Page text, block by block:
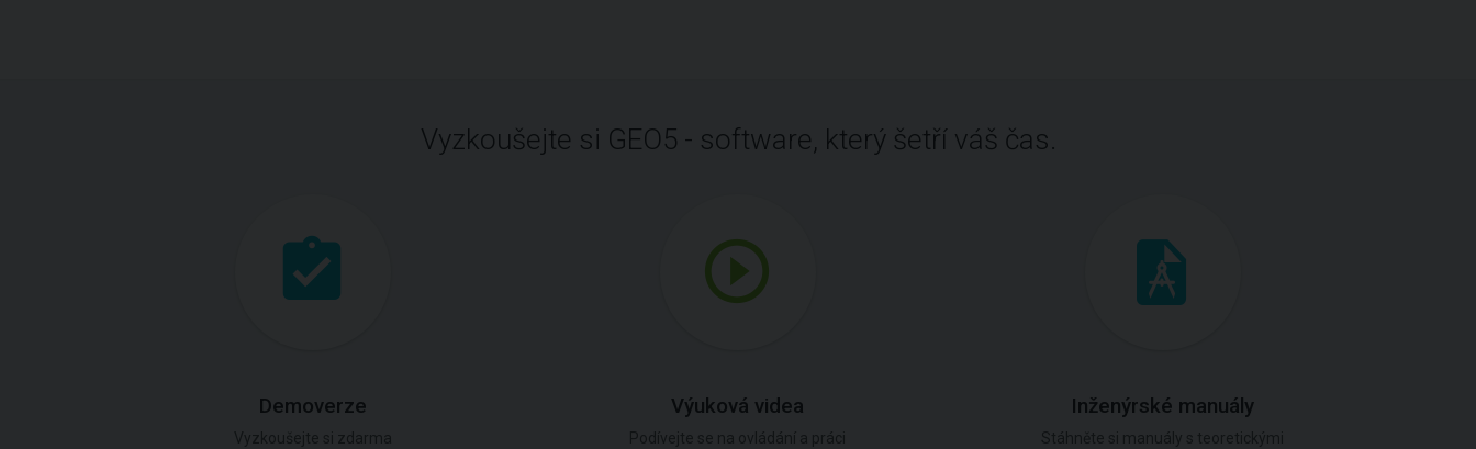
Vyzkoušejte si GEO5 - software, který šetří váš čas.
Demoverze Výuková videa Inženýrské manuály